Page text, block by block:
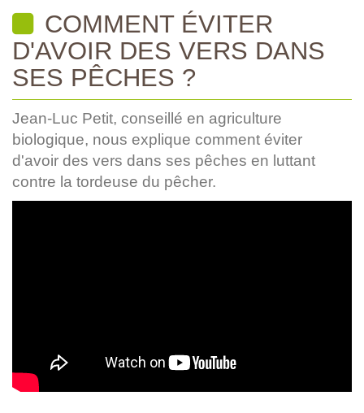
COMMENT ÉVITER
D'AVOIR DES VERS DANS
SES PÊCHES ?
Jean-Luc Petit, conseillé en agriculture
biologique, nous explique comment éviter
d'avoir des vers dans ses pêches en luttant
contre la tordeuse du pêcher.